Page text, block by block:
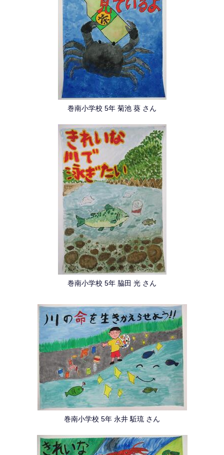
巻南小学校 5年 菊池 葵 さん
巻南小学校 5年 脇田 光 さん
巻南小学校 5年 永井 駈琉 さん